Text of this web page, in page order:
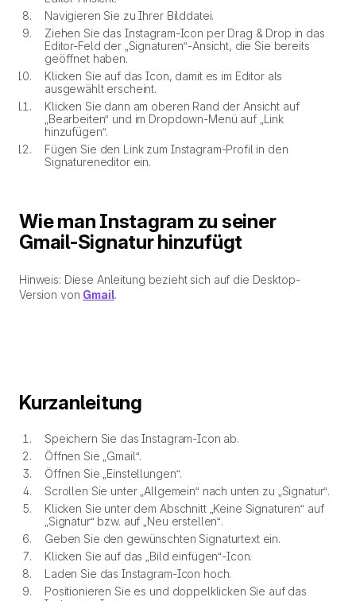
Navigieren Sie zu Ihrer Bilddatei.
Ziehen Sie das Instagram-Icon per Drag & Drop in das
Editor-Feld der „Signaturen“-Ansicht, die Sie bereits
geöffnet haben.
Klicken Sie auf das Icon, damit es im Editor als
ausgewählt erscheint.
Klicken Sie dann am oberen Rand der Ansicht auf
„Bearbeiten“ und im Dropdown-Menü auf „Link
hinzufügen“.
Fügen Sie den Link zum Instagram-Profil in den
Signatureneditor ein.
Wie man Instagram zu seiner
Gmail-Signatur hinzufügt
Hinweis: Diese Anleitung bezieht sich auf die Desktop-
Version von Gmail.
Kurzanleitung
Speichern Sie das Instagram-Icon ab.
Öffnen Sie „Gmail“.
Öffnen Sie „Einstellungen“.
Scrollen Sie unter „Allgemein“ nach unten zu „Signatur“.
Klicken Sie unter dem Abschnitt „Keine Signaturen“ auf
„Signatur“ bzw. auf „Neu erstellen“.
Geben Sie den gewünschten Signaturtext ein.
Klicken Sie auf das „Bild einfügen“-Icon.
Laden Sie das Instagram-Icon hoch.
Positionieren Sie es und doppelklicken Sie auf das